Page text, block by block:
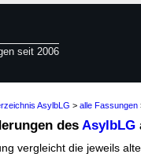
seit 2006
AsylbLG > alle Fassungen
des AsylbLG
vergleicht die jeweils